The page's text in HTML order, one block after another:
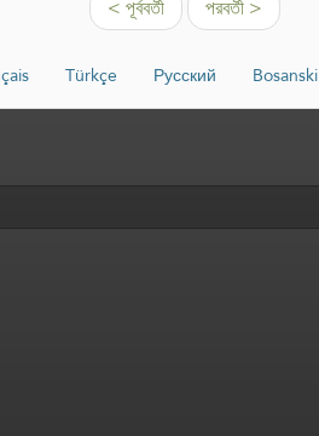
< পূর্ববর্তী পরবর্তী >
Türkçe Русский Bosanski